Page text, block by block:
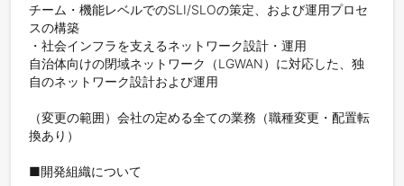
チーム・機能レベルでのSLI/SLOの策定、および運用プロセ
スの構築
・社会インフラを支えるネットワーク設計・運用
自治体向けの閉域ネットワーク（LGWAN）に対応した、独
自のネットワーク設計および運用
（変更の範囲）会社の定める全ての業務（職種変更・配置転
換あり）
■開発組織について